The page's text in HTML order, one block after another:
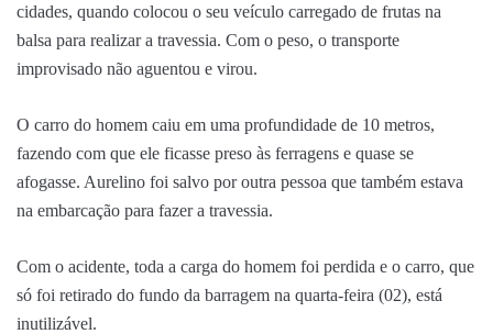
cidades, quando colocou o seu veículo carregado de frutas na
balsa para realizar a travessia. Com o peso, o transporte
improvisado não aguentou e virou.
O carro do homem caiu em uma profundidade de 10 metros,
fazendo com que ele ficasse preso às ferragens e quase se
afogasse. Aurelino foi salvo por outra pessoa que também estava
na embarcação para fazer a travessia.
Com o acidente, toda a carga do homem foi perdida e o carro, que
só foi retirado do fundo da barragem na quarta-feira (02), está
inutilizável.